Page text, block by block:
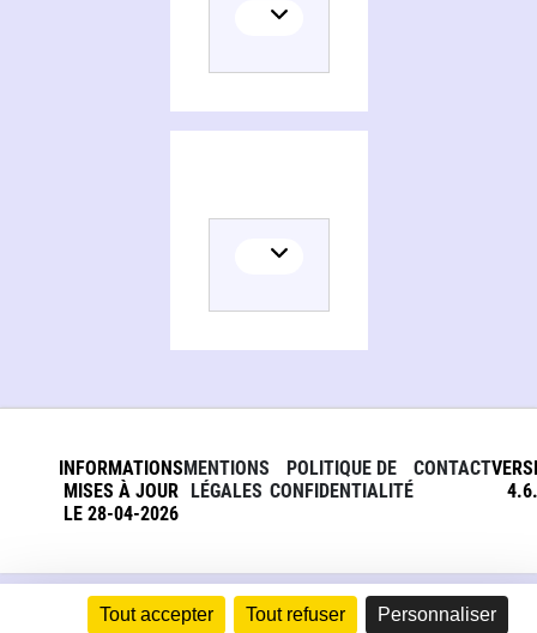
Tout accepter Tout refuser Personnaliser
INFORMATIONS
MISES À JOUR
LE 28-04-2026
MENTIONS
LÉGALES
POLITIQUE DE
CONFIDENTIALITÉ
CONTACT